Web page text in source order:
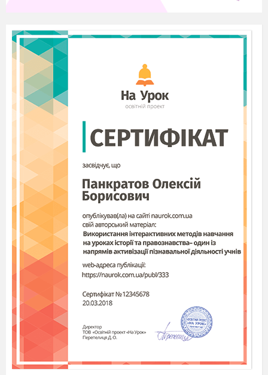
Внутрішньопредметні зв’язки:пошук
інформаційних матеріалів в Інтернеті за
вказаною темою.
Структура уроку
Перевірка домашнього завдання.
Актуалізація опорних знань.
Мотивація навчальної діяльності.
Оголошення, представлення теми та
очікуваних навчальних результатів.
Сприйняття та усвідомлення
навчального матеріалу:
Відеостудії та відеоредактори.
Інтерфейс програми Кіностудія
Послідовність створення
відеофільму.
Закріплення нових знань і вмінь
учнів.
Підсумки уроку.